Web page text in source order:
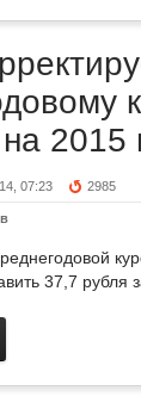
2015
07:23 2985
37,7 рубля